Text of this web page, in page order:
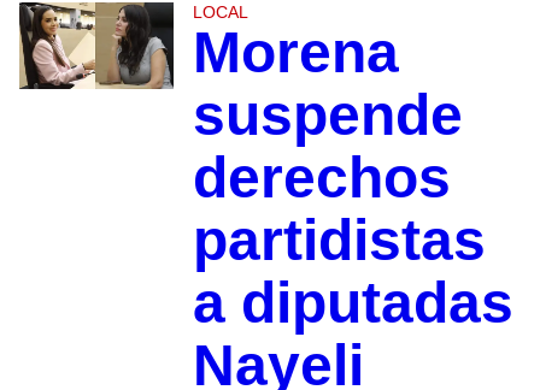
LOCAL
Morena
suspende
derechos
partidistas
a diputadas
Nayeli